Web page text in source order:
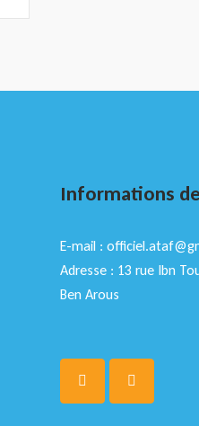
Informations
E-mail :
Adresse : 13 rue Ibn
Ben Arous